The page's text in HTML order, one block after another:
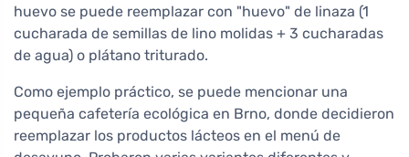
huevo se puede reemplazar con "huevo" de linaza (1
cucharada de semillas de lino molidas + 3 cucharadas
de agua) o plátano triturado.
Como ejemplo práctico, se puede mencionar una
pequeña cafetería ecológica en Brno, donde decidieron
reemplazar los productos lácteos en el menú de